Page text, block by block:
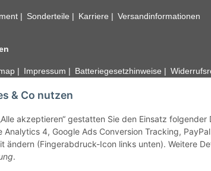
& Co nutzen
akzeptieren“ gestatten Sie den Einsatz
Analytics 4, Google Ads Conversion Tracking,
ändern (Fingerabdruck-Icon links unten). Weitere
.
Sonderteile Karriere Versandinformationen
Impressum Batteriegesetzhinweise
unseren Kundenservice.